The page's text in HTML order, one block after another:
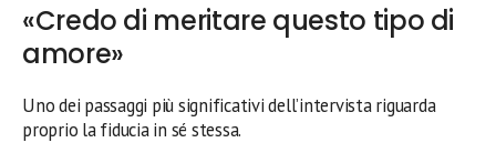
«Credo di meritare questo tipo di
amore»
Uno dei passaggi più significativi dell’intervista riguarda
proprio la fiducia in sé stessa.